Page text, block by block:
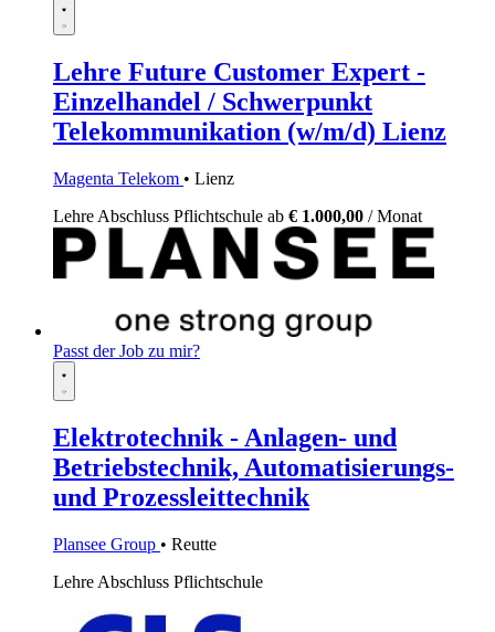
Lehre Future Customer Expert -
Einzelhandel / Schwerpunkt
Telekommunikation (w/m/d) Lienz
Magenta Telekom • Lienz
Lehre Abschluss Pflichtschule ab € 1.000,00 / Monat
Passt der Job zu mir?
Elektrotechnik - Anlagen- und
Betriebstechnik, Automatisierungs-
und Prozessleittechnik
Plansee Group • Reutte
Lehre Abschluss Pflichtschule